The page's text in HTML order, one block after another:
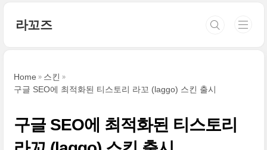
라꼬즈
Home
스킨
구글 SEO에 최적화된 티스토리 라꼬 (laggo) 스킨 출시
구글 SEO에 최적화된 티스토리